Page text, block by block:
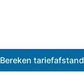
Bereken tariefafstand